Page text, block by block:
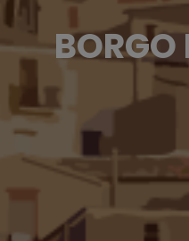
BORGO